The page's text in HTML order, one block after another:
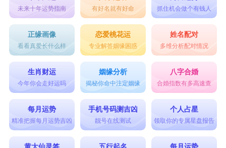
未来十年运势指南 有好名就有好命 抓住机会做个有钱人
正缘画像
看看真爱长什么样
恋爱桃花运
专业解答姻缘困惑
姓名配对
多维分析配对情况
生肖财运
今年你会走好运吗
姻缘分析
揭秘你命中注定姻缘
八字合婚
合婚指数有多高速查
每月运势
精准把握每月运势吉凶
手机号码测吉凶
靓号在线测试
个人占星
领取你的专属星盘报告